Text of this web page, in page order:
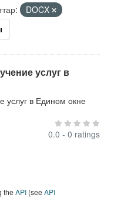
DOCX
услуг в
услуг в Едином окне
0.0 - 0 ratings
theAPI (seeAPI